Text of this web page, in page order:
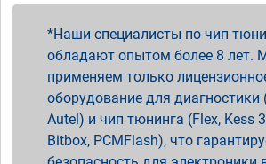
Наши специалисты по чип
обладают опытом более 8 лет.
применяем только
оборудование для диагностики
Autel) и чип тюнинга (Flex, Kess
Bitbox, PCMFlash), что